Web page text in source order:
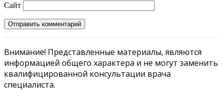
Сайт
Внимание! Представленные материалы, являются
информацией общего характера и не могут заменить
квалифицированной консультации врача
специалиста.